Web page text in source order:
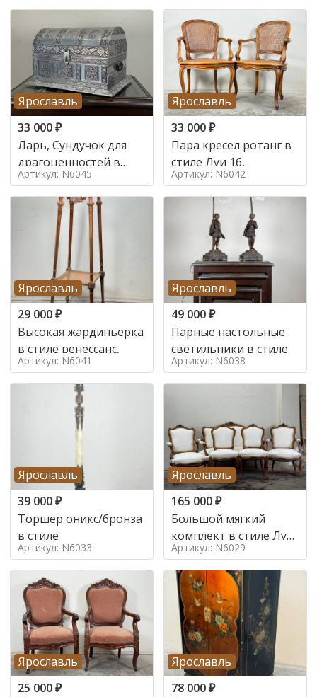
Ярославль
33 000₽
Ларь, Сундучок для
драгоценностей в
стиле
Артикул: N6045
Ярославль
33 000₽
Пара кресел ротанг в
стиле Луи 16,
Артикул: N6042
Ярославль
29 000₽
Высокая жардиньерка
в стиле ренессанс,
Артикул: N6041
Ярославль
49 000₽
Парные настольные
светильники в стиле
Артикул: N6038
Ярославль
39 000₽
Торшер оникс/бронза
в стиле
Артикул: N6033
Ярославль
165 000₽
Большой мягкий
комплект в стиле Луи
в стиле
Артикул: N6029
Ярославль
25 000₽
Ярославль
78 000₽